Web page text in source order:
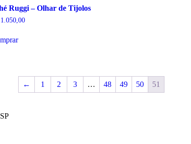
Ruggi – Olhar de Tijolos
← 1 2 3 … 48 49 50 51